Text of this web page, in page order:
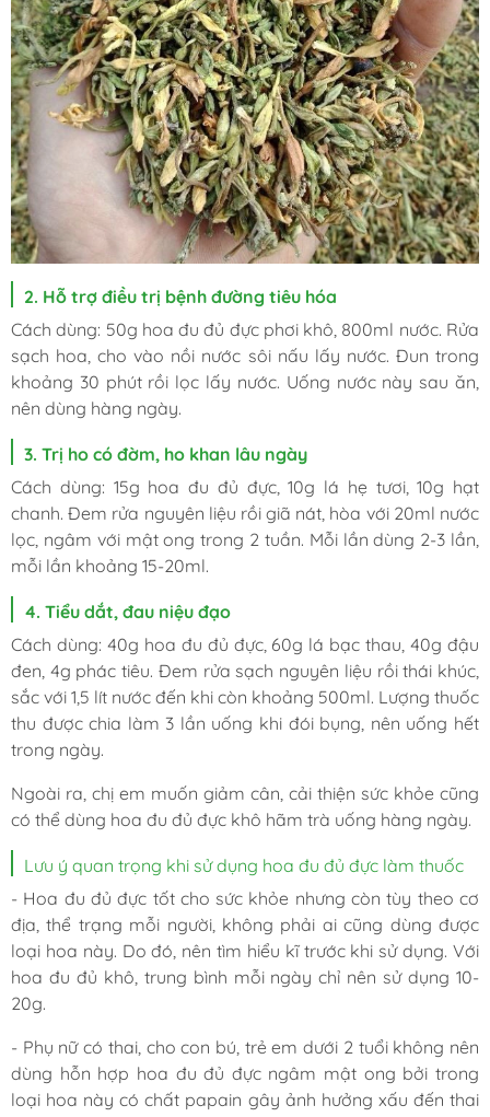
2. Hỗ trợ điều trị bệnh đường tiêu hóa
Cách dùng: 50g hoa đu đủ đực phơi khô, 800ml nước. Rửa
sạch hoa, cho vào nồi nước sôi nấu lấy nước. Đun trong
khoảng 30 phút rồi lọc lấy nước. Uống nước này sau ăn,
nên dùng hàng ngày.
3. Trị ho có đờm, ho khan lâu ngày
Cách dùng: 15g hoa đu đủ đực, 10g lá hẹ tươi, 10g hạt
chanh. Đem rửa nguyên liệu rồi giã nát, hòa với 20ml nước
lọc, ngâm với mật ong trong 2 tuần. Mỗi lần dùng 2-3 lần,
mỗi lần khoảng 15-20ml.
4. Tiểu dắt, đau niệu đạo
Cách dùng: 40g hoa đu đủ đực, 60g lá bạc thau, 40g đậu
đen, 4g phác tiêu. Đem rửa sạch nguyên liệu rồi thái khúc,
sắc với 1,5 lít nước đến khi còn khoảng 500ml. Lượng thuốc
thu được chia làm 3 lần uống khi đói bụng, nên uống hết
trong ngày.
Ngoài ra, chị em muốn giảm cân, cải thiện sức khỏe cũng
có thể dùng hoa đu đủ đực khô hãm trà uống hàng ngày.
Lưu ý quan trọng khi sử dụng hoa đu đủ đực làm thuốc
- Hoa đu đủ đực tốt cho sức khỏe nhưng còn tùy theo cơ
địa, thể trạng mỗi người, không phải ai cũng dùng được
loại hoa này. Do đó, nên tìm hiểu kĩ trước khi sử dụng. Với
hoa đu đủ khô, trung bình mỗi ngày chỉ nên sử dụng 10-
20g.
- Phụ nữ có thai, cho con bú, trẻ em dưới 2 tuổi không nên
dùng hỗn hợp hoa đu đủ đực ngâm mật ong bởi trong
loại hoa này có chất papain gây ảnh hưởng xấu đến thai